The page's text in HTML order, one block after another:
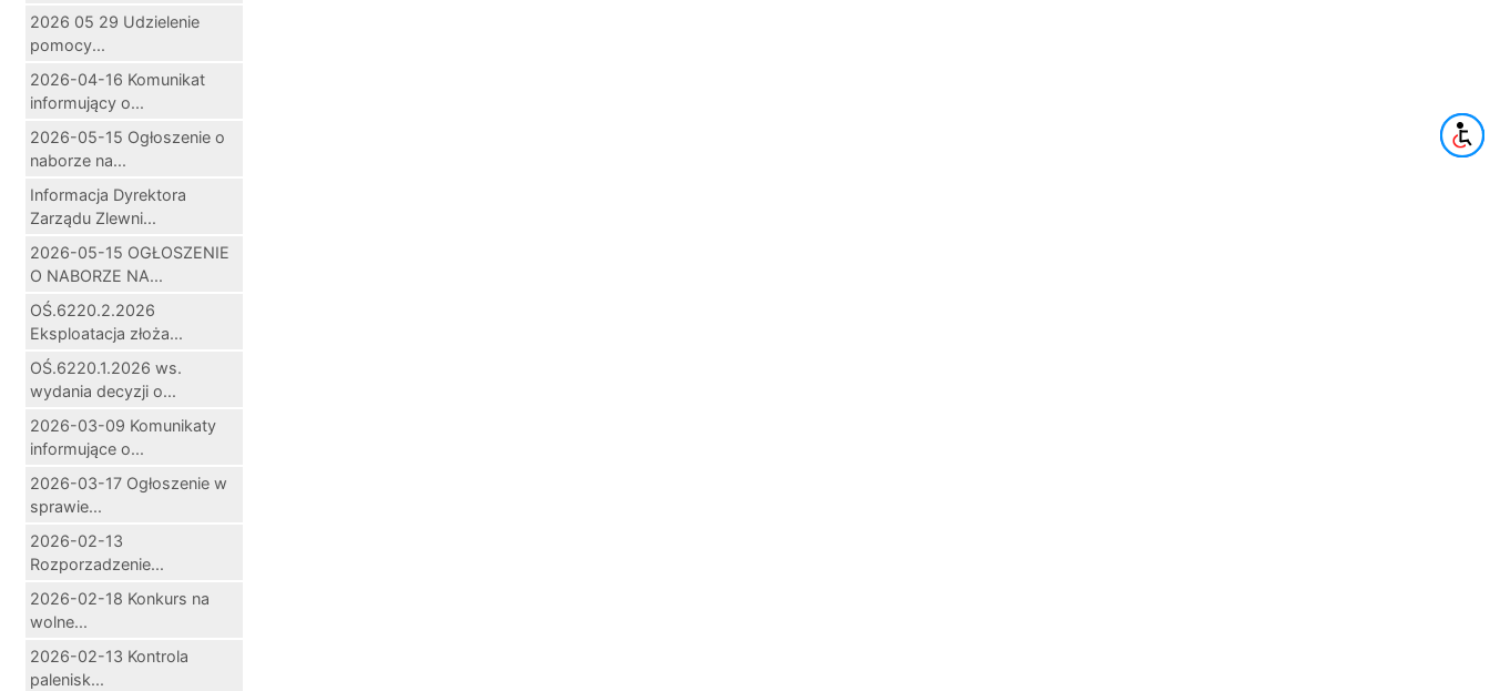
2026 05 29 Udzielenie
pomocy...
2026-04-16 Komunikat
informujący o...
2026-05-15 Ogłoszenie o
naborze na...
Informacja Dyrektora
Zarządu Zlewni...
2026-05-15 OGŁOSZENIE
O NABORZE NA...
OŚ.6220.2.2026
Eksploatacja złoża...
OŚ.6220.1.2026 ws.
wydania decyzji o...
2026-03-09 Komunikaty
informujące o...
2026-03-17 Ogłoszenie w
sprawie...
2026-02-13
Rozporzadzenie...
2026-02-18 Konkurs na
wolne...
2026-02-13 Kontrola
palenisk...